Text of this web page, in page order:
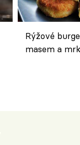
Rýžové
masem a